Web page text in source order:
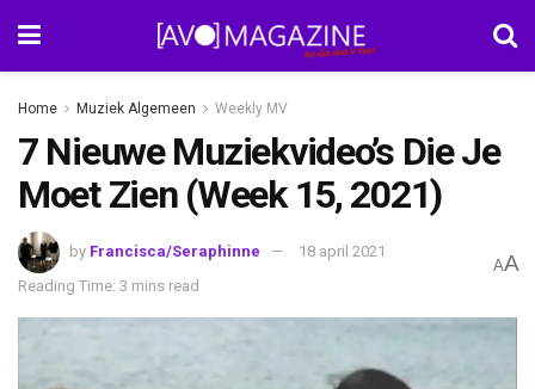
Home Muziek Algemeen Weekly MV
7 Nieuwe Muziekvideo’s Die Je
Moet Zien (Week 15, 2021)
by Francisca/Seraphinne
18 april 2021
Reading Time: 3 mins read
AA